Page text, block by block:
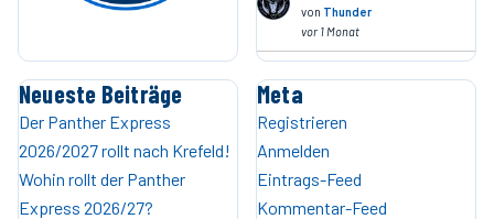
von Thunder
vor 1 Monat
Neueste Beiträge
Der Panther Express
2026/2027 rollt nach Krefeld!
Wohin rollt der Panther
Express 2026/27?
Meta
Registrieren
Anmelden
Eintrags-Feed
Kommentar-Feed